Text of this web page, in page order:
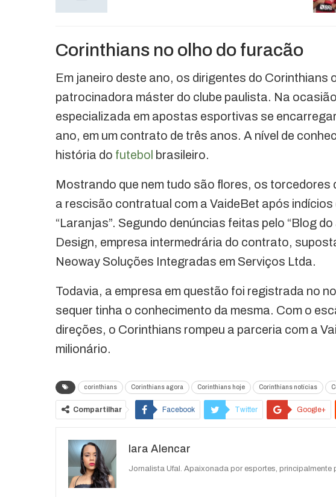
Corinthians no olho do furacão
Em janeiro deste ano, os dirigentes do Corinthians
patrocinadora máster do clube paulista. Na
especializada em apostas esportivas se
ano, em um contrato de três anos. A nível de
história do futebol brasileiro.
Mostrando que nem tudo são flores, os
a rescisão contratual com a VaideBet após indícios
“Laranjas”. Segundo denúncias feitas pelo “Blog
Design, empresa intermedrária do contrato,
Neoway Soluções Integradas em Serviços Ltda.
Todavia, a empresa em questão foi registrada no
sequer tinha o conhecimento da mesma. Com o
direções, o Corinthians rompeu a parceria com a
milionário.
corinthians Corinthians agora Corinthians hoje Corinthians notícias
Compartilhar Facebook Twitter Google+
Iara Alencar
Jornalista Ufal. Apaixonada por esportes, principalmente